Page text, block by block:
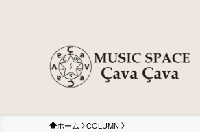
ホーム COLUMN